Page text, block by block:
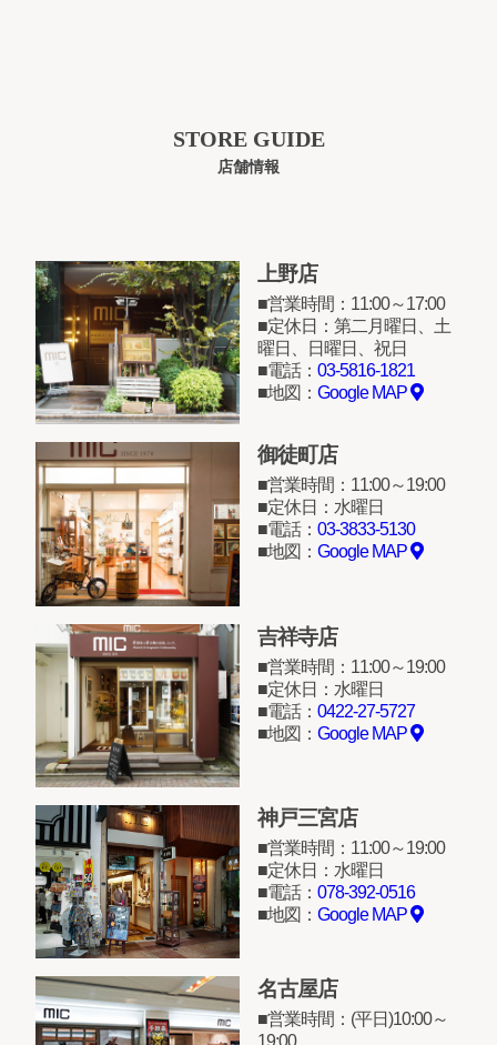
STORE GUIDE
店舗情報
上野店
営業時間：11:00～17:00
定休日：第二月曜日、土
曜日、日曜日、祝日
電話： 03-5816-1821
地図： Google MAP
御徒町店
営業時間：11:00～19:00
定休日：水曜日
電話： 03-3833-5130
地図： Google MAP
吉祥寺店
営業時間：11:00～19:00
定休日：水曜日
電話： 0422-27-5727
地図： Google MAP
神戸三宮店
営業時間：11:00～19:00
定休日：水曜日
電話： 078-392-0516
地図： Google MAP
名古屋店
営業時間：(平日)10:00～
19:00